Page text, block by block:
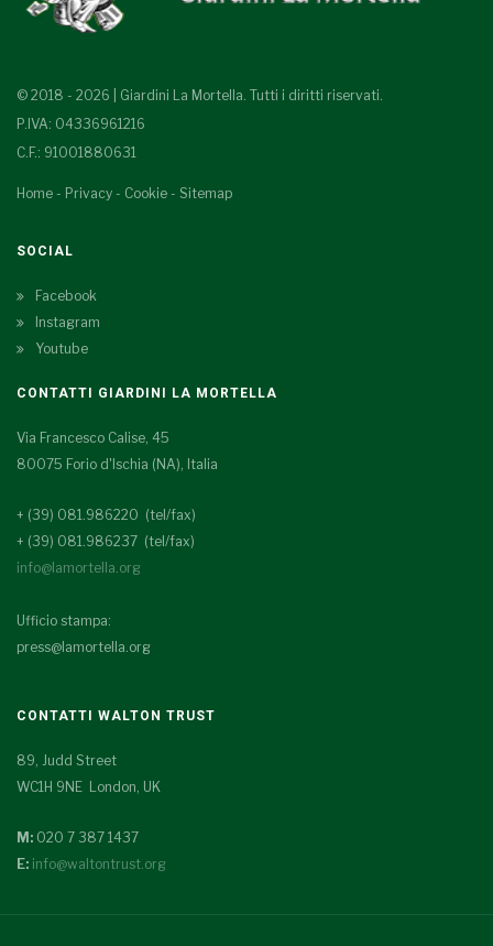
© 2018 - 2026 | Giardini La Mortella. Tutti i diritti riservati.
P.IVA: 04336961216
C.F.: 91001880631
Home - Privacy - Cookie - Sitemap
SOCIAL
Facebook
Instagram
Youtube
CONTATTI GIARDINI LA MORTELLA
Via Francesco Calise, 45
80075 Forio d'Ischia (NA), Italia
+ (39) 081.986220 (tel/fax)
+ (39) 081.986237 (tel/fax)
info@lamortella.org
Ufficio stampa:
press@lamortella.org
CONTATTI WALTON TRUST
89, Judd Street
WC1H 9NE London, UK
M: 020 7 387 1437
E: info@waltontrust.org